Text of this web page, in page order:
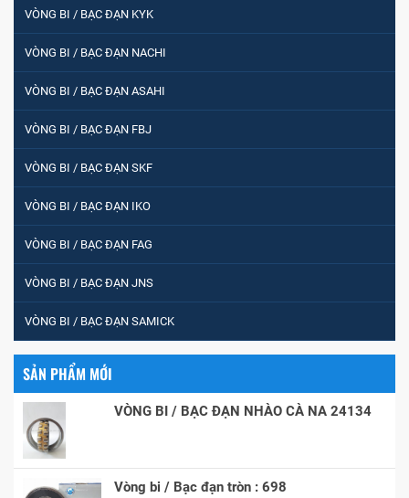
VÒNG BI / BẠC ĐẠN KYK
VÒNG BI / BẠC ĐẠN NACHI
VÒNG BI / BẠC ĐẠN ASAHI
VÒNG BI / BẠC ĐẠN FBJ
VÒNG BI / BẠC ĐẠN SKF
VÒNG BI / BẠC ĐẠN IKO
VÒNG BI / BẠC ĐẠN FAG
VÒNG BI / BẠC ĐẠN JNS
VÒNG BI / BẠC ĐẠN SAMICK
SẢN PHẨM MỚI
VÒNG BI / BẠC ĐẠN NHÀO CÀ NA 24134
Vòng bi / Bạc đạn tròn : 698